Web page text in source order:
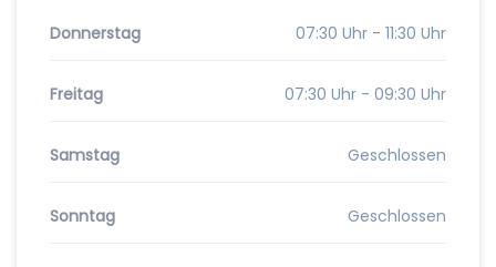
Donnerstag 07:30 Uhr - 11:30 Uhr
Freitag 07:30 Uhr - 09:30 Uhr
Samstag Geschlossen
Sonntag Geschlossen